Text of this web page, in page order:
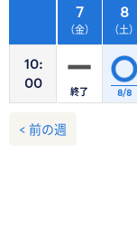
10:
00
7
（金）
8
（土）
終了 8/8
< 前の週